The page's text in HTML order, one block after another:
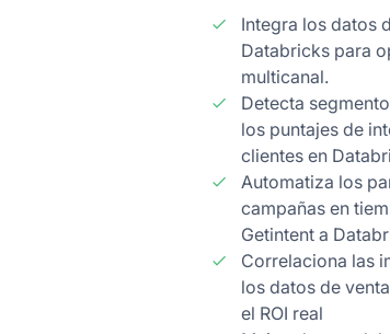
Integra los datos
Databricks para
multicanal.
Detecta
los puntajes de
clientes en
Automatiza los
campañas en
Getintent a
Correlaciona las
los datos de
el ROI real